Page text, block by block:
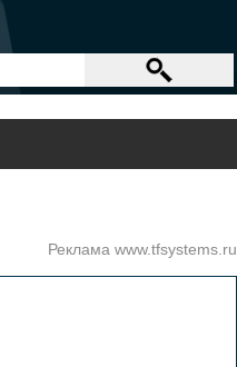
Реклама www.tfsystems.ru